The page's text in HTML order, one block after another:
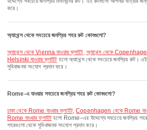
করে।
অ্যাথেন্স থেকে সবচেয়ে জনপ্রিয় শহর রুট কোনগুলো?
অ্যাথেন্স থেকে Vienna যাওয়ার ফ্লাইট, অ্যাথেন্স থেকে
Helsinki যাওয়ার ফ্লাইট হলো অ্যাথেন্স থেকে সবচেয়ে জনপ্রিয় রুট।
সুবিধাজনক সংযোগ প্রদান করে।
Rome-এ যাওয়ার সবচেয়ে জনপ্রিয় শহর রুট কোনগুলো?
ঢাকা থেকে Rome যাওয়ার ফ্লাইট,Copenhagen থেকে Rome
Rome যাওয়ার ফ্লাইটহলো Rome–এর উদ্দেশ্যে সবচেয়ে জনপ্রিয়
শহরগুলো থেকে সুবিধাজনক সংযোগ প্রদান করে।